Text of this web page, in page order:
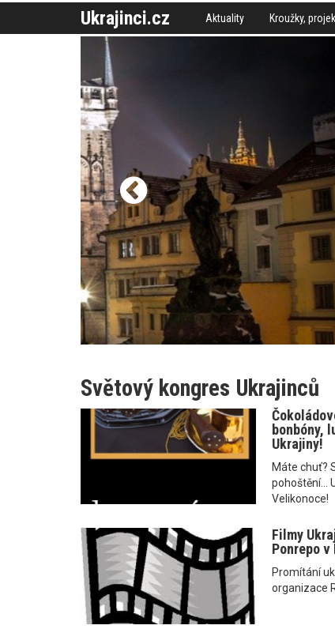
Ukrajinci.cz Aktuality Kroužky,
Světový kongres Ukrajinců
bonbóny,
Ukrajiny!
Máte chuť?
pohoštění...
Velikonoce!
Filmy
Ponrepo
Promítání
organizace